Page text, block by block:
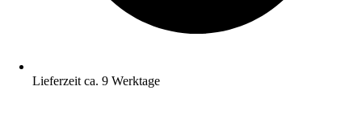
Lieferzeit ca. 9 Werktage